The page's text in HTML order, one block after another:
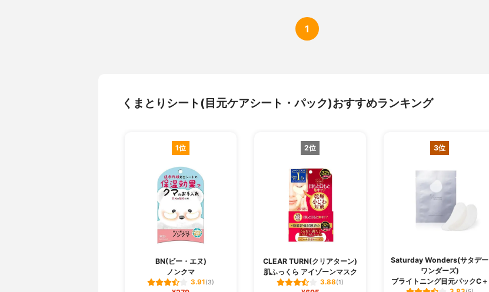
1
くまとりシート(目元ケアシート・パック)おすすめランキング
1位
BN(ビー・エヌ)
ノンクマ
3.91(3)
2位
CLEAR TURN(クリアターン)
肌ふっくら アイゾーンマスク
3.88(1)
3位
Saturday Wonders(サタデー
ワンダーズ)
ブライトニング目元パックC＋